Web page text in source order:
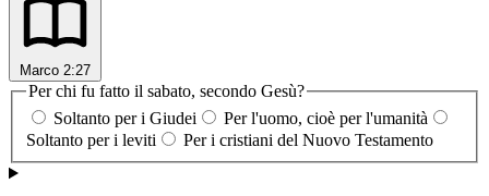
Marco 2:27
Per chi fu fatto il sabato, secondo Gesù?
Soltanto per i Giudei
Per l'uomo, cioè per l'umanità
Soltanto per i leviti
Per i cristiani del Nuovo Testamento